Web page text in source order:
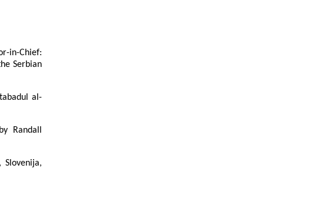
in-Chief:
Serbian
al-
Randall
Slovenija,